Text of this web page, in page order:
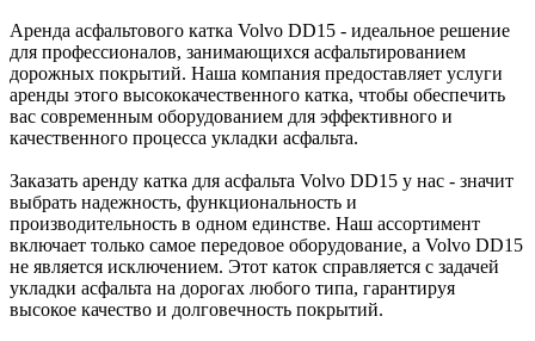
Аренда асфальтового катка Volvo DD15 - идеальное решение
для профессионалов, занимающихся асфальтированием
дорожных покрытий. Наша компания предоставляет услуги
аренды этого высококачественного катка, чтобы обеспечить
вас современным оборудованием для эффективного и
качественного процесса укладки асфальта.
Заказать аренду катка для асфальта Volvo DD15 у нас - значит
выбрать надежность, функциональность и
производительность в одном единстве. Наш ассортимент
включает только самое передовое оборудование, а Volvo DD15
не является исключением. Этот каток справляется с задачей
укладки асфальта на дорогах любого типа, гарантируя
высокое качество и долговечность покрытий.